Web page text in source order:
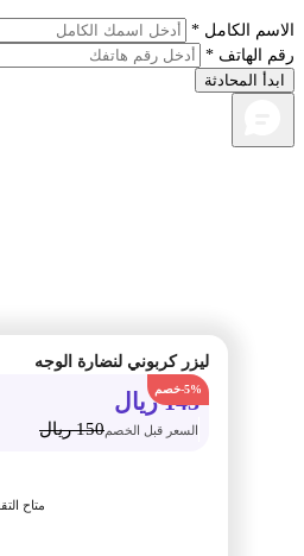
ليزر كربوني لنضارة الوجه
143 ريال
السعر قبل الخصم150 ريال
متاح التقسيط
الكامل *
الهاتف *
المحادثة